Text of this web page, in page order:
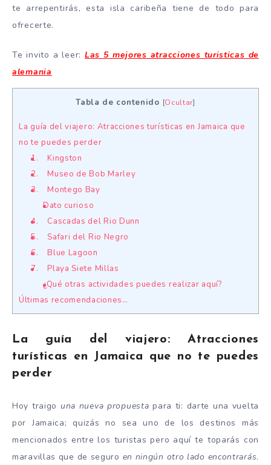
te arrepentirás, esta isla caribeña tiene de todo para
ofrecerte.
Te invito a leer: Las 5 mejores atracciones turisticas de
alemania
Tabla de contenido [Ocultar]
La guía del viajero: Atracciones turísticas en Jamaica que
no te puedes perder
1. Kingston
2. Museo de Bob Marley
3. Montego Bay
Dato curioso
4. Cascadas del Rio Dunn
5. Safari del Rio Negro
6. Blue Lagoon
7. Playa Siete Millas
¿Qué otras actividades puedes realizar aquí?
Últimas recomendaciones…
La guía del viajero: Atracciones
turísticas en Jamaica que no te puedes
perder
Hoy traigo una nueva propuesta para ti: darte una vuelta
por Jamaica; quizás no sea uno de los destinos más
mencionados entre los turistas pero aquí te toparás con
maravillas que de seguro en ningún otro lado encontrarás.